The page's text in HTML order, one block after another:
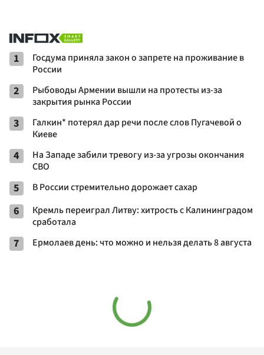
1
Госдума приняла закон о запрете на проживание в
России
2
Рыбоводы Армении вышли на протесты из-за
закрытия рынка России
3
Галкин* потерял дар речи после слов Пугачевой о
Киеве
4
На Западе забили тревогу из-за угрозы окончания
СВО
5 В России стремительно дорожает сахар
6
Кремль переиграл Литву: хитрость с Калининградом
сработала
7 Ермолаев день: что можно и нельзя делать 8 августа